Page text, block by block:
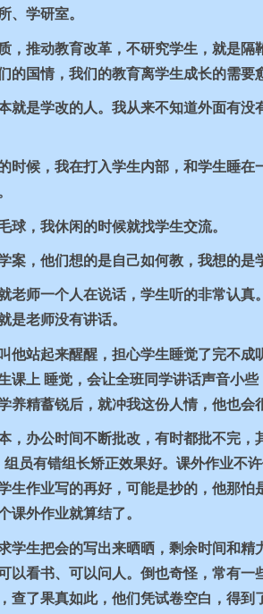
、学研室。
，推动教育改革，不研究学生，就是
国情，我们的教育离学生成长的需要
就是学改的人。我从来不知道外面有
时候，我在打入学生内部，和学生睡
球，我休闲的时候就找学生交流。
案，他们想的是自己如何教，我想的是
老师一个人在说话，学生听的非常认
是老师没有讲话。
他站起来醒醒，担心学生睡觉了完不
课上 睡觉，会让全班同学讲话声音小
精蓄锐后，就冲我这份人情，他也会
，办公时间不断批改，有时都批不完
员有错组长矫正效果好。课外作业不
生作业写的再好，可能是抄的，他那
课外作业就算结了。
学生把会的写出来晒晒，剩余时间和精
以看书、可以问人。倒也奇怪，常有一
查了果真如此，他们凭试卷空白，得到